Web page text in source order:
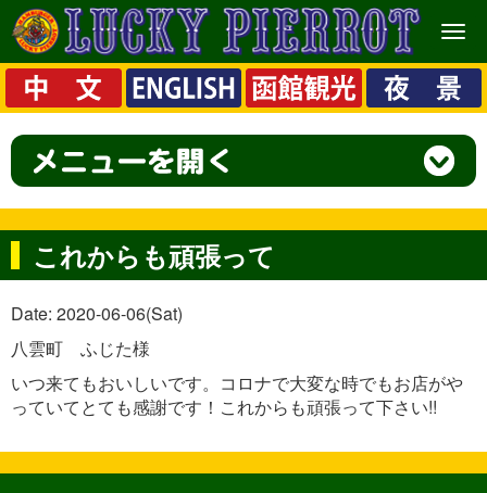
メ
ニ
ュ
ー
これからも頑張って
Date: 2020-06-06(Sat)
八雲町 ふじた様
いつ来てもおいしいです。コロナで大変な時でもお店がや
っていてとても感謝です！これからも頑張って下さい!!